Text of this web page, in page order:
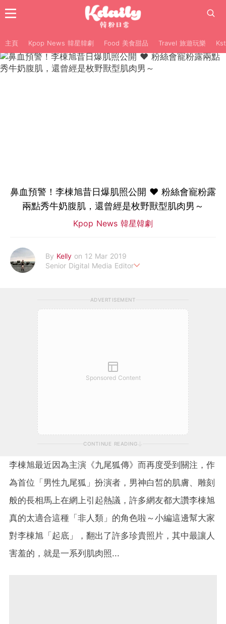
主頁 Kpop News 韓星韓劇 Food 美食甜品 Travel 旅遊玩樂
鼻血預警！李棟旭昔日爆肌照公開 ♥ 粉絲會寵粉露
兩點秀牛奶腹肌，還曾經是枚野獸型肌肉男～
Kpop News 韓星韓劇
By Kelly on 12 Mar 2019
Senior Digital Media Editor
ADVERTISEMENT
Sponsored Content
CONTINUE READING
李棟旭最近因為主演《九尾狐傳》而再度受到關注，作
為首位「男性九尾狐」扮演者，男神白皙的肌膚、雕刻
般的長相馬上在網上引起熱議，許多網友都大讚李棟旭
真的太適合這種「非人類」的角色啦～小編這邊幫大家
對李棟旭「起底」，翻出了許多珍貴照片，其中最讓人
害羞的，就是一系列肌肉照...